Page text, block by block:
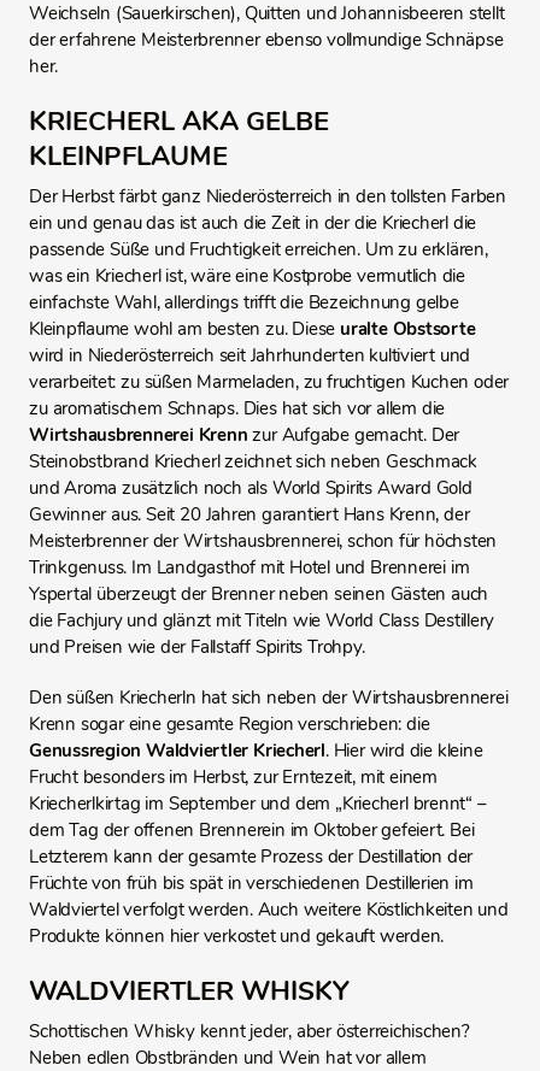
Weichseln (Sauerkirschen), Quitten und Johannisbeeren stellt
der erfahrene Meisterbrenner ebenso vollmundige Schnäpse
her.
KRIECHERL AKA GELBE
KLEINPFLAUME
Der Herbst färbt ganz Niederösterreich in den tollsten Farben
ein und genau das ist auch die Zeit in der die Kriecherl die
passende Süße und Fruchtigkeit erreichen. Um zu erklären,
was ein Kriecherl ist, wäre eine Kostprobe vermutlich die
einfachste Wahl, allerdings trifft die Bezeichnung gelbe
Kleinpflaume wohl am besten zu. Diese uralte Obstsorte
wird in Niederösterreich seit Jahrhunderten kultiviert und
verarbeitet: zu süßen Marmeladen, zu fruchtigen Kuchen oder
zu aromatischem Schnaps. Dies hat sich vor allem die
Wirtshausbrennerei Krenn zur Aufgabe gemacht. Der
Steinobstbrand Kriecherl zeichnet sich neben Geschmack
und Aroma zusätzlich noch als World Spirits Award Gold
Gewinner aus. Seit 20 Jahren garantiert Hans Krenn, der
Meisterbrenner der Wirtshausbrennerei, schon für höchsten
Trinkgenuss. Im Landgasthof mit Hotel und Brennerei im
Yspertal überzeugt der Brenner neben seinen Gästen auch
die Fachjury und glänzt mit Titeln wie World Class Destillery
und Preisen wie der Fallstaff Spirits Trohpy.
Den süßen Kriecherln hat sich neben der Wirtshausbrennerei
Krenn sogar eine gesamte Region verschrieben: die
Genussregion Waldviertler Kriecherl. Hier wird die kleine
Frucht besonders im Herbst, zur Erntezeit, mit einem
Kriecherlkirtag im September und dem „Kriecherl brennt“ –
dem Tag der offenen Brennerein im Oktober gefeiert. Bei
Letzterem kann der gesamte Prozess der Destillation der
Früchte von früh bis spät in verschiedenen Destillerien im
Waldviertel verfolgt werden. Auch weitere Köstlichkeiten und
Produkte können hier verkostet und gekauft werden.
WALDVIERTLER WHISKY
Schottischen Whisky kennt jeder, aber österreichischen?
Neben edlen Obstbränden und Wein hat vor allem